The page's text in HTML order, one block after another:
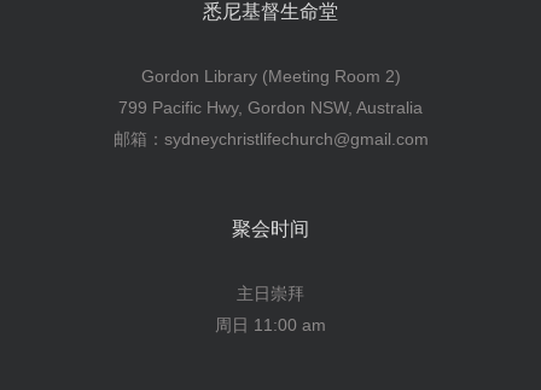
悉尼基督生命堂
Gordon Library (Meeting Room 2)
799 Pacific Hwy, Gordon NSW, Australia
邮箱：sydneychristlifechurch@gmail.com
聚会时间
主日崇拜
周日 11:00 am